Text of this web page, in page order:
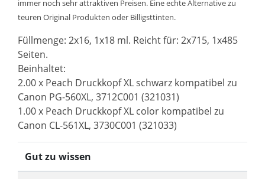
immer noch sehr attraktiven Preisen. Eine echte Alternative zu
teuren Original Produkten oder Billigsttinten.
Füllmenge: 2x16, 1x18 ml. Reicht für: 2x715, 1x485
Seiten.
Beinhaltet:
2.00 x Peach Druckkopf XL schwarz kompatibel zu
Canon PG-560XL, 3712C001 (321031)
1.00 x Peach Druckkopf XL color kompatibel zu
Canon CL-561XL, 3730C001 (321033)
Gut zu wissen